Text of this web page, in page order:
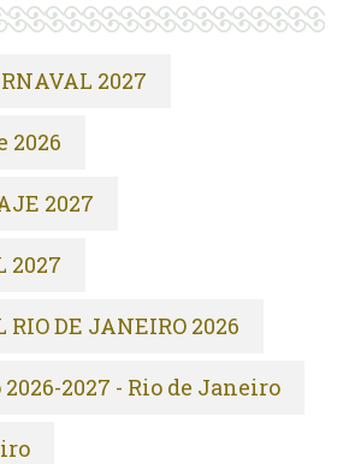
2027
2026
2027
2027
RIO DE JANEIRO 2026
2027 - Rio de Janeiro